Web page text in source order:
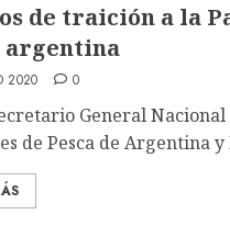
de traición a la
argentina
2020 0
General Nacional
de Pesca de Argentina